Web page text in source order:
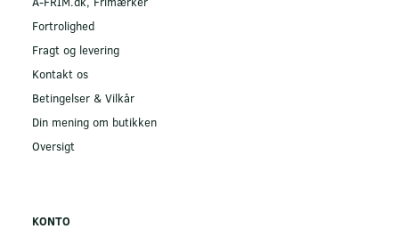
Fortrolighed
Fragt og levering
Kontakt os
Betingelser & Vilkår
Din mening om butikken
Oversigt
KONTO